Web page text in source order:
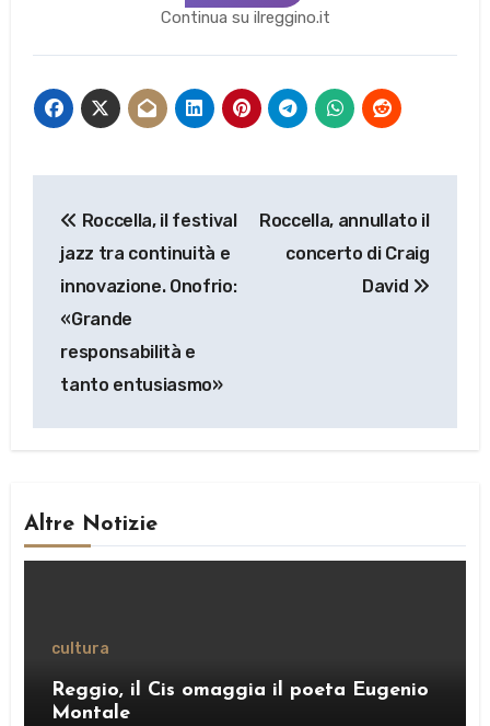
Continua su ilreggino.it
articoli
Roccella, il festival
jazz tra continuità e
innovazione. Onofrio:
«Grande
responsabilità e
tanto entusiasmo»
Roccella, annullato il
concerto di Craig
David
Altre Notizie
cultura
Reggio, il Cis omaggia il poeta Eugenio
Montale